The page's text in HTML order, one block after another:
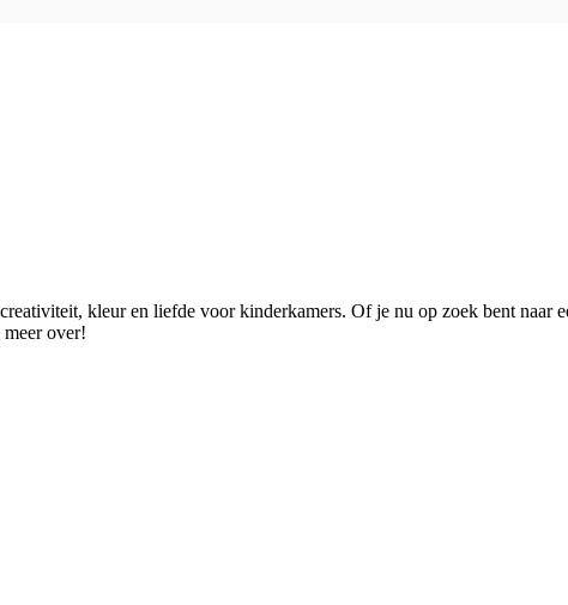
kleur en liefde voor kinderkamers. Of je nu op zoek bent naar
over!